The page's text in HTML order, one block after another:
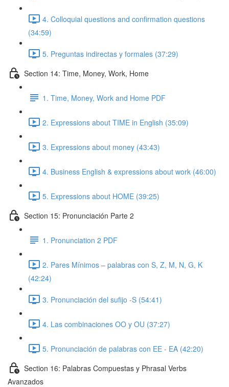
4. Colloquial questions and confirmation questions
(34:59)
5. Preguntas indirectas y formales (37:29)
Section 14: Time, Money, Work, Home
1. Time, Money, Work and Home PDF
2. Expressions about TIME in English (35:09)
3. Expressions about money (43:43)
4. Business English & expressions about work (46:00)
5. Expressions about HOME (39:25)
Section 15: Pronunciación Parte 2
1. Pronunciation 2 PDF
2. Pares Mínimos – palabras con S, Z, M, N, G, K
(42:24)
3. Pronunciación del sufijo -S (54:41)
4. Las combinaciones OO y OU (37:27)
5. Pronunciación de palabras con EE - EA (42:20)
Section 16: Palabras Compuestas y Phrasal Verbs
Avanzados